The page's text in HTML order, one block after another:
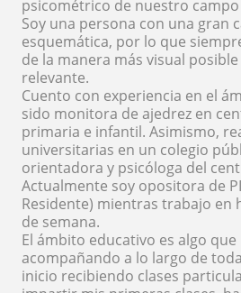
psicométrico de nuestro
Soy una persona con una gran
esquemática, por lo que
de la manera más visual
relevante.
Cuento con experiencia en el
sido monitora de ajedrez en
primaria e infantil. Asimismo,
universitarias en un colegio
orientadora y psicóloga del
Actualmente soy opositora de
Residente) mientras trabajo en
de semana.
El ámbito educativo es algo
acompañando a lo largo de
inicio recibiendo clases